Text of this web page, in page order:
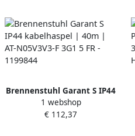
Brennenstuhl Garant S IP44
kabelhaspel | 40m | AT-
N05V3V3-F 3G1 5 FR -
1 webshop
€ 112,37